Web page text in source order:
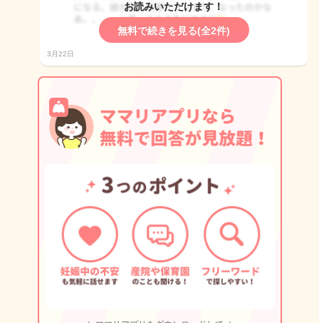
お読みいただけます！
無料で続きを見る(全2件)
3月22日